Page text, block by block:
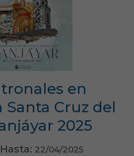
en
Santa Cruz del
2025
Hasta: 22/04/2025